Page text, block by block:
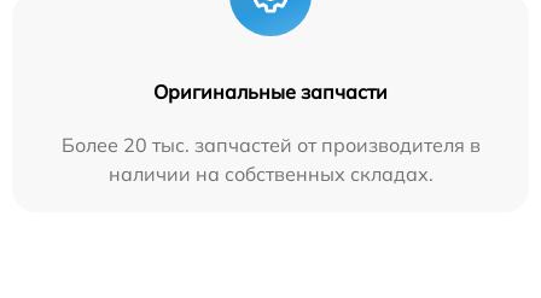
Оригинальные запчасти
Более 20 тыс. запчастей от производителя в
наличии на собственных складах.